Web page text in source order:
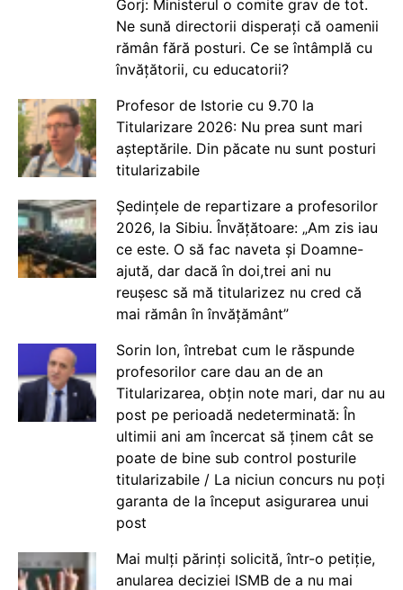
Gorj: Ministerul o comite grav de tot.
Ne sună directorii disperați că oamenii
rămân fără posturi. Ce se întâmplă cu
învățătorii, cu educatorii?
Profesor de Istorie cu 9.70 la
Titularizare 2026: Nu prea sunt mari
așteptările. Din păcate nu sunt posturi
titularizabile
Ședințele de repartizare a profesorilor
2026, la Sibiu. Învățătoare: „Am zis iau
ce este. O să fac naveta și Doamne-
ajută, dar dacă în doi,trei ani nu
reușesc să mă titularizez nu cred că
mai rămân în învățământ”
Sorin Ion, întrebat cum le răspunde
profesorilor care dau an de an
Titularizarea, obțin note mari, dar nu au
post pe perioadă nedeterminată: În
ultimii ani am încercat să ținem cât se
poate de bine sub control posturile
titularizabile / La niciun concurs nu poți
garanta de la început asigurarea unui
post
Mai mulți părinți solicită, într-o petiție,
anularea deciziei ISMB de a nu mai